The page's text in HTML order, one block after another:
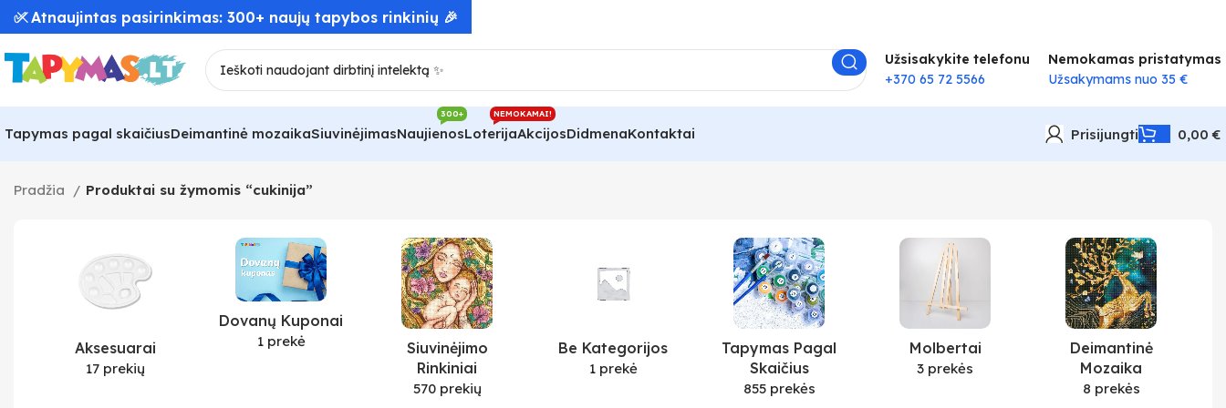
Užsisakykite telefonu
+370 65 72 5566
Nemokamas pristatymas
Užsakymams nuo 35 €
Tapymas pagal skaičiusDeimantinė mozaikaSiuvinėjimasNaujienos
300+
Loterija
NEMOKAMAI!
AkcijosDidmenaKontaktai Prisijungti 0,00€
Pradžia Produktai su žymomis “cukinija”
Aksesuarai
17 prekių
Dovanų Kuponai
1 prekė
Siuvinėjimo
Rinkiniai
570 prekių
Be Kategorijos
1 prekė
Tapymas Pagal
Skaičius
855 prekės
Molbertai
3 prekės
Deimantinė
Mozaika
8 prekės
✅ Atnaujintas pasirinkimas: 300+ naujų tapybos rinkinių 🎉